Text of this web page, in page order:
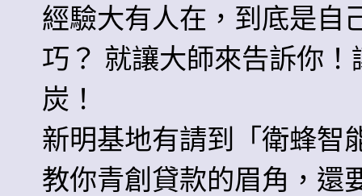
經驗大有人在，到底是自
巧？ 就讓大師來告訴你
炭！
新明基地有請到「衛蜂智
教你青創貸款的眉角，還